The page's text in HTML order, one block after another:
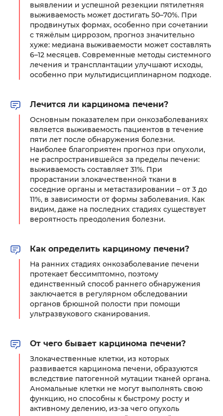
выявлении и успешной резекции пятилетняя
выживаемость может достигать 50–70%. При
продвинутых формах, особенно при сочетании
с тяжёлым циррозом, прогноз значительно
хуже: медиана выживаемости может составлять
6–12 месяцев. Современные методы системного
лечения и трансплантации улучшают исходы,
особенно при мультидисциплинарном подходе.
Лечится ли карцинома печени?
Основным показателем при онкозаболеваниях
является выживаемость пациентов в течение
пяти лет после обнаружения болезни.
Наиболее благоприятен прогноз при опухоли,
не распространившейся за пределы печени:
выживаемость составляет 31%. При
прорастании злокачественной ткани в
соседние органы и метастазировании – от 3 до
11%, в зависимости от формы заболевания. Как
видим, даже на последних стадиях существует
вероятность преодоления болезни.
Как определить карциному печени?
На ранних стадиях онкозаболевание печени
протекает бессимптомно, поэтому
единственный способ раннего обнаружения
заключается в регулярном обследовании
органов брюшной полости при помощи
ультразвукового сканирования.
От чего бывает карцинома печени?
Злокачественные клетки, из которых
развивается карцинома печени, образуются
вследствие патогенной мутации тканей органа.
Аномальные клетки не могут выполнять свою
функцию, но способны к быстрому росту и
активному делению, из-за чего опухоль